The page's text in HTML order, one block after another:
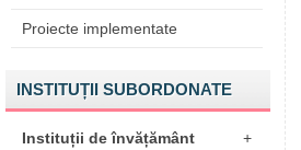
Proiecte implementate
INSTITUȚII SUBORDONATE
Instituții de învățământ +